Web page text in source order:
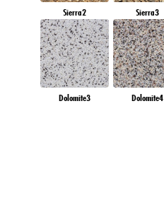
Sierra2 Sierra3
Dolomite3 Dolomite4